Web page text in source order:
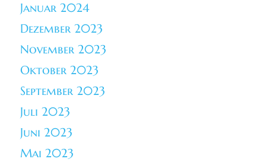
Januar 2024
Dezember 2023
November 2023
Oktober 2023
September 2023
Juli 2023
Juni 2023
Mai 2023